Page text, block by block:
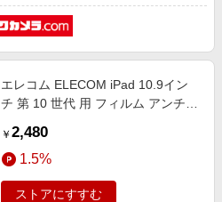
エレコム ELECOM iPad 10.9イン
チ 第 10 世代 用 フィルム アンチグ
マット エアーレス TB-A22RCFLA
￥ 2,480
1.5%
ストアにすすむ